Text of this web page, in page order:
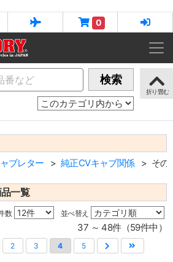
0
検索
ブレター 純正CVキャブ関係 その
一覧
数 並べ替え
37 ～ 48件（59件中）
2 3 4 5